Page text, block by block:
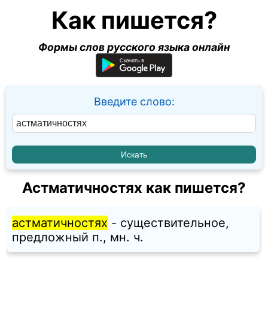
Как пишется?
Формы слов русского языка онлайн
Введите слово:
Астматичностях как пишется?
астматичностях - существительное,
предложный п., мн. ч.